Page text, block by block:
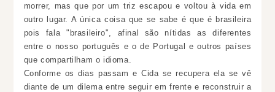
morrer, mas que por um triz escapou e voltou à vida em
outro lugar. A única coisa que se sabe é que é brasileira
pois fala "brasileiro", afinal são nítidas as diferentes
entre o nosso português e o de Portugal e outros países
que compartilham o idioma.
Conforme os dias passam e Cida se recupera ela se vê
diante de um dilema entre seguir em frente e reconstruir a